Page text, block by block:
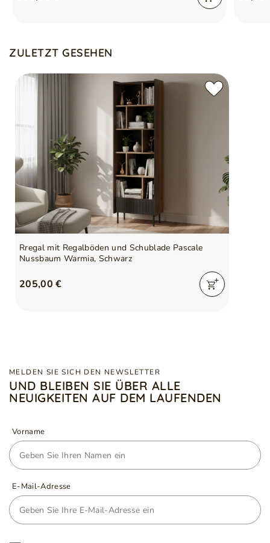
Griffe aus Kunststoff, optisch auf das Möbel abgestimmt
Farbabweichungen können aufgrund unterschiedlicher
ZULETZT GESEHEN
Rregal mit Regalböden und Schublade Pascale
Nussbaum Warmia, Schwarz
205,00 €
MELDEN SIE SICH DEN NEWSLETTER
UND BLEIBEN SIE ÜBER ALLE
NEUIGKEITEN AUF DEM LAUFENDEN
Vorname
E-Mail-Adresse